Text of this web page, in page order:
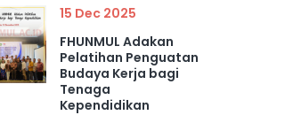
15 Dec 2025
FHUNMUL Adakan
Pelatihan Penguatan
Budaya Kerja bagi
Tenaga
Kependidikan